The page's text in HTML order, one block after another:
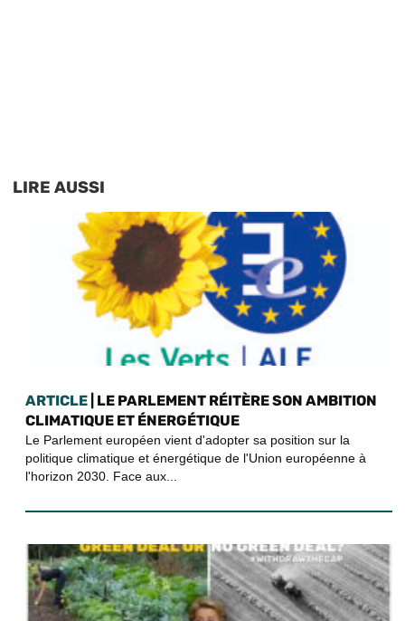
LIRE AUSSI
ARTICLE | LE PARLEMENT RÉITÈRE SON AMBITION
CLIMATIQUE ET ÉNERGÉTIQUE
Le Parlement européen vient d'adopter sa position sur la
politique climatique et énergétique de l'Union européenne à
l'horizon 2030. Face aux...